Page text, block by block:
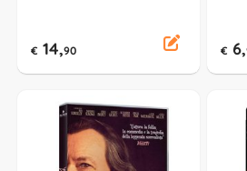
€ 14,90 € 6,